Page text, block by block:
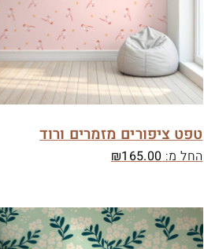
טפט ציפורים מזמרים ורוד
החל מ: ₪165.00